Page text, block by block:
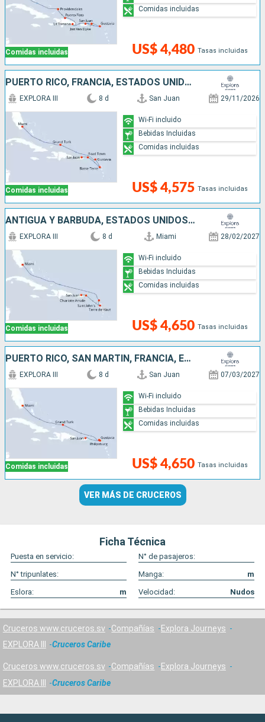
Comidas incluidas US$ 4,480 Tasas incluidas
Comidas incluidas
PUERTO RICO, FRANCIA, ESTADOS UNIDOS
Comidas incluidas
EXPLORA III 8 d San Juan 29/11/2026
US$ 4,575 Tasas incluidas
Wi-Fi incluido
Bebidas Incluidas
Comidas incluidas
ANTIGUA Y BARBUDA, ESTADOS UNIDOS, PUERTO RICO
Comidas incluidas
EXPLORA III 8 d Miami 28/02/2027
US$ 4,650 Tasas incluidas
Wi-Fi incluido
Bebidas Incluidas
Comidas incluidas
PUERTO RICO, SAN MARTÍN, FRANCIA, ESTADOS UNIDOS
Comidas incluidas
EXPLORA III 8 d San Juan 07/03/2027
US$ 4,650 Tasas incluidas
Wi-Fi incluido
Bebidas Incluidas
Comidas incluidas
VER MÁS DE CRUCEROS
Ficha Técnica
Puesta en servicio:
N° de pasajeros:
N° tripunlates:
Manga:
m
Eslora:
m Velocidad: Nudos
Cruceros www.cruceros.sv Compañías
Explora Journeys
EXPLORA III
Cruceros Caribe
Cruceros www.cruceros.sv Compañías
Explora Journeys
EXPLORA III
Cruceros Caribe